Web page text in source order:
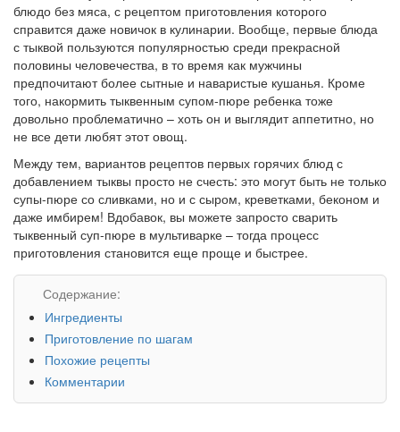
блюдо без мяса, с рецептом приготовления которого
справится даже новичок в кулинарии. Вообще, первые блюда
с тыквой пользуются популярностью среди прекрасной
половины человечества, в то время как мужчины
предпочитают более сытные и наваристые кушанья. Кроме
того, накормить тыквенным супом-пюре ребенка тоже
довольно проблематично – хоть он и выглядит аппетитно, но
не все дети любят этот овощ.
Между тем, вариантов рецептов первых горячих блюд с
добавлением тыквы просто не счесть: это могут быть не только
супы-пюре со сливками, но и с сыром, креветками, беконом и
даже имбирем! Вдобавок, вы можете запросто сварить
тыквенный суп-пюре в мультиварке – тогда процесс
приготовления становится еще проще и быстрее.
Содержание:
Ингредиенты
Приготовление по шагам
Похожие рецепты
Комментарии